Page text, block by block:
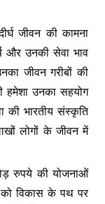
जीवन की कामना
और उनकी सेवा भाव
जीवन गरीबों की
हमेशा उनका सहयोग
की भारतीय संस्कृति
लोगों के जीवन में
रुपये की योजनाओं
को विकास के पथ पर